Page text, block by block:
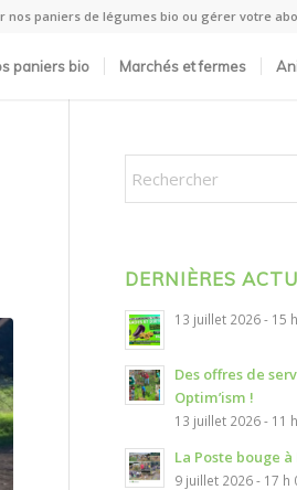
nos paniers de légumes bio ou gérer votre
paniers bio Marchés et fermes
DERNIÈRES
13 juillet 2026 - 15
Des offres de
Optim’ism !
13 juillet 2026 - 11
La Poste bouge
9 juillet 2026 - 17 h